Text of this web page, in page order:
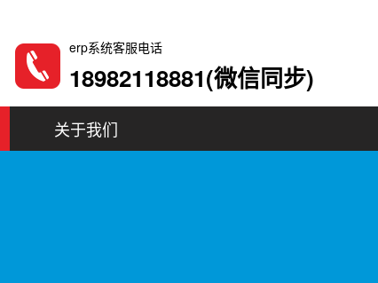
erp系统客服电话
18982118881(微信同步)
关于我们